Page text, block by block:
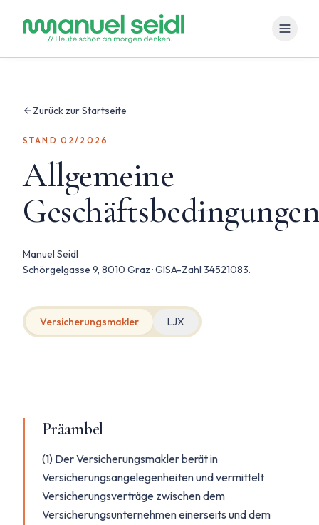
Zurück zur Startseite
STAND 02/2026
Allgemeine
Manuel Seidl
Schörgelgasse 9, 8010 Graz · GISA-Zahl 34521083.
Versicherungsmakler LJX
Präambel
(1) Der Versicherungsmakler berät in
Versicherungsangelegenheiten und vermittelt
Versicherungsverträge zwischen dem
Versicherungsunternehmen einerseits und dem